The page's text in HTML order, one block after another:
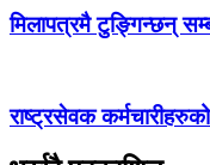
मिलापत्रमै टुङ्गिन्छन्
राष्ट्रसेवक